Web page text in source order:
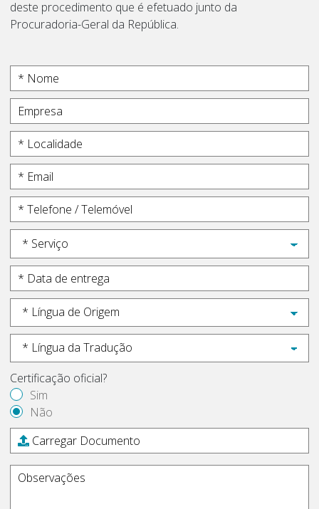
deste procedimento que é efetuado junto da
Procuradoria-Geral da República.
Certificação oficial?
Sim
Não
Carregar Documento